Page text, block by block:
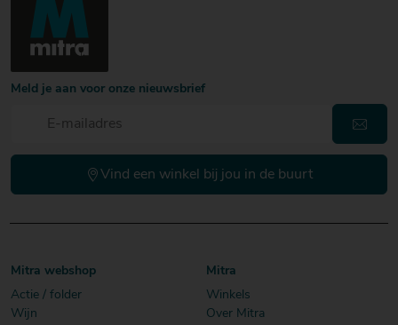
Meld je aan voor onze nieuwsbrief
Vind een winkel bij jou in de buurt
Mitra webshop
Actie / folder
Wijn
Mitra
Winkels
Over Mitra